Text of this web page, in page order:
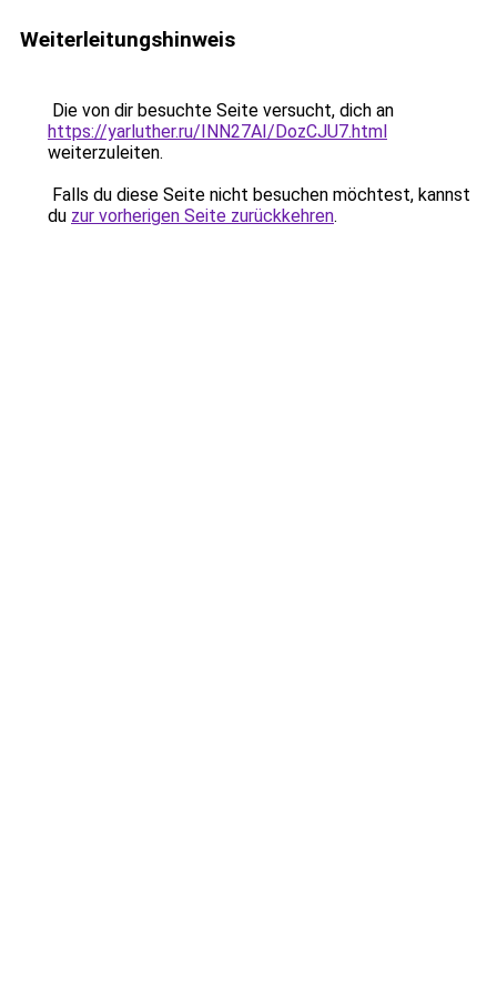
Weiterleitungshinweis
Die von dir besuchte Seite versucht, dich an
https://yarluther.ru/INN27AI/DozCJU7.html
weiterzuleiten.
Falls du diese Seite nicht besuchen möchtest, kannst
du zur vorherigen Seite zurückkehren.